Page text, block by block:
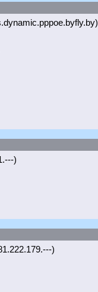
)
)